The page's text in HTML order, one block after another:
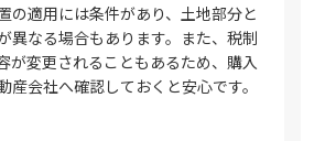
の適用には条件があり、土地部分と
異なる場合もあります。また、税制
が変更されることもあるため、購入
産会社へ確認しておくと安心です。